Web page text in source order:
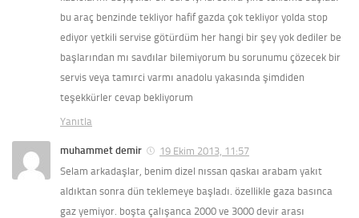
bu araç benzinde tekliyor hafif gazda çok tekliyor yolda stop
ediyor yetkili servise götürdüm her hangi bir şey yok dediler be
başlarından mı savdılar bilemiyorum bu sorunumu çözecek bir
servis veya tamırci varmı anadolu yakasında şimdiden
teşekkürler cevap bekliyorum
Yanıtla
muhammet demir
19 Ekim 2013, 11:57
Selam arkadaşlar, benim dizel nıssan qaskaı arabam yakıt
aldıktan sonra dün teklemeye başladı. özellikle gaza basınca
gaz yemiyor. boşta çalışanca 2000 ve 3000 devir arası